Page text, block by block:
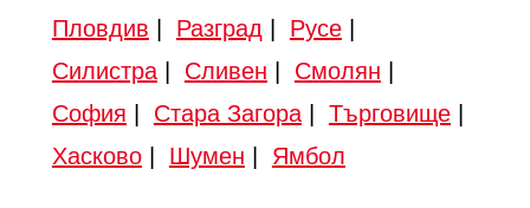
Пловдив
Разград Русе|
Силистра| Сливен Смолян
София
Стара Загора| Търговище|
Хасково| Шумен Ямбол